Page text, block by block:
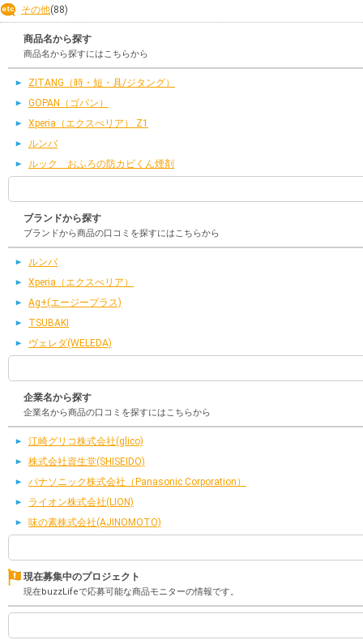
その他(88)
商品名から探す
商品名から探すにはこちらから
ZITANG（時・短・具/ジタング）
GOPAN（ゴパン）
Xperia（エクスぺリア） Z1
ルンバ
ルック おふろの防カビくん煙剤
ブランドから探す
ブランドから商品の口コミを探すにはこちらから
ルンバ
Xperia（エクスぺリア）
Ag+(エージープラス)
TSUBAKI
ヴェレダ(WELEDA)
企業名から探す
企業名から商品の口コミを探すにはこちらから
江崎グリコ株式会社(glico)
株式会社資生堂(SHISEIDO)
パナソニック株式会社（Panasonic Corporation）
ライオン株式会社(LION)
味の素株式会社(AJINOMOTO)
現在募集中のプロジェクト
現在buzzLifeで応募可能な商品モニターの情報です。